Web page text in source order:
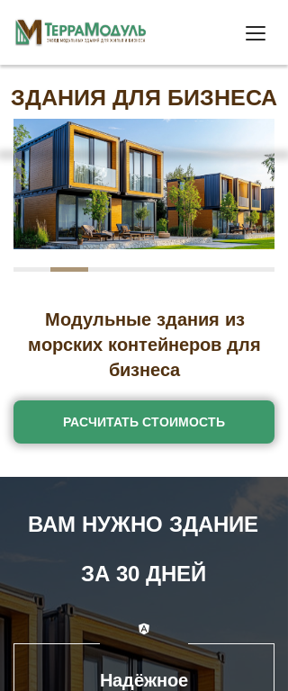
ЗДАНИЯ ДЛЯ БИЗНЕСА
Модульные здания из
морских контейнеров для
бизнеса
РАСЧИТАТЬ СТОИМОСТЬ
ВАМ НУЖНО ЗДАНИЕ
ЗА 30 ДНЕЙ
Надёжное